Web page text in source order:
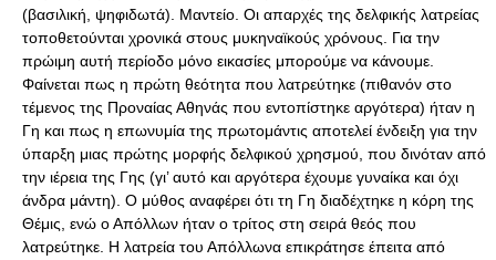
(βασιλική, ψηφιδωτά). Μαντείο. Οι απαρχές της δελφικής λατρείας
τοποθετούνται χρονικά στους μυκηναϊκούς χρόνους. Για την
πρώιμη αυτή περίοδο μόνο εικασίες μπορούμε να κάνουμε.
Φαίνεται πως η πρώτη θεότητα που λατρεύτηκε (πιθανόν στο
τέμενος της Προναίας Αθηνάς που εντοπίστηκε αργότερα) ήταν η
Γη και πως η επωνυμία της πρωτομάντις αποτελεί ένδειξη για την
ύπαρξη μιας πρώτης μορφής δελφικού χρησμού, που δινόταν από
την ιέρεια της Γης (γι’ αυτό και αργότερα έχουμε γυναίκα και όχι
άνδρα μάντη). Ο μύθος αναφέρει ότι τη Γη διαδέχτηκε η κόρη της
Θέμις, ενώ ο Απόλλων ήταν ο τρίτος στη σειρά θεός που
λατρεύτηκε. Η λατρεία του Απόλλωνα επικράτησε έπειτα από